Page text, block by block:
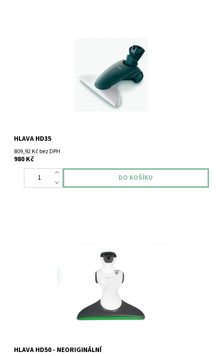
136 i VK140 je speciálně navržena pro efektivní a šetrné čištění
pevných podlah. Díky optimalizovanému sacímu...
HLAVA HD35
809,92 Kč bez DPH
980 Kč
Neoriginální hlavice Vorwerk HD50 pro vysavače VK150 je
speciálně navržena pro efektivní a šetrné čištění pevných
podlah. Díky optimalizovanému sacímu profilu a jemným
HLAVA HD50 - NEORIGINÁLNÍ